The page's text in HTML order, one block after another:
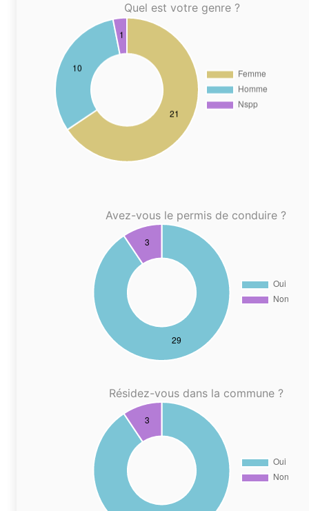
Quel est votre genre ?
Avez-vous le permis de conduire ?
Résidez-vous dans la commune ?